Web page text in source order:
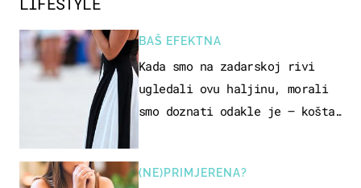
BAŠ EFEKTNA
Kada smo na zadarskoj rivi
ugledali ovu haljinu, morali
smo doznati odakle je – košta
(NE)PRIMJERENA?